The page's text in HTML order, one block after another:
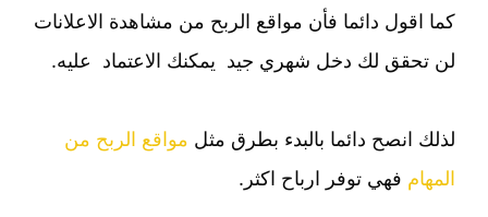
كما اقول دائما فأن مواقع الربح من مشاهدة الاعلانات
لن تحقق لك دخل شهري جيد يمكنك الاعتماد عليه.
لذلك انصح دائما بالبدء بطرق مثلمواقع الربح من
المهامفهي توفر ارباح اكثر.